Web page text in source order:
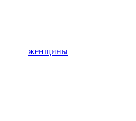
женщины